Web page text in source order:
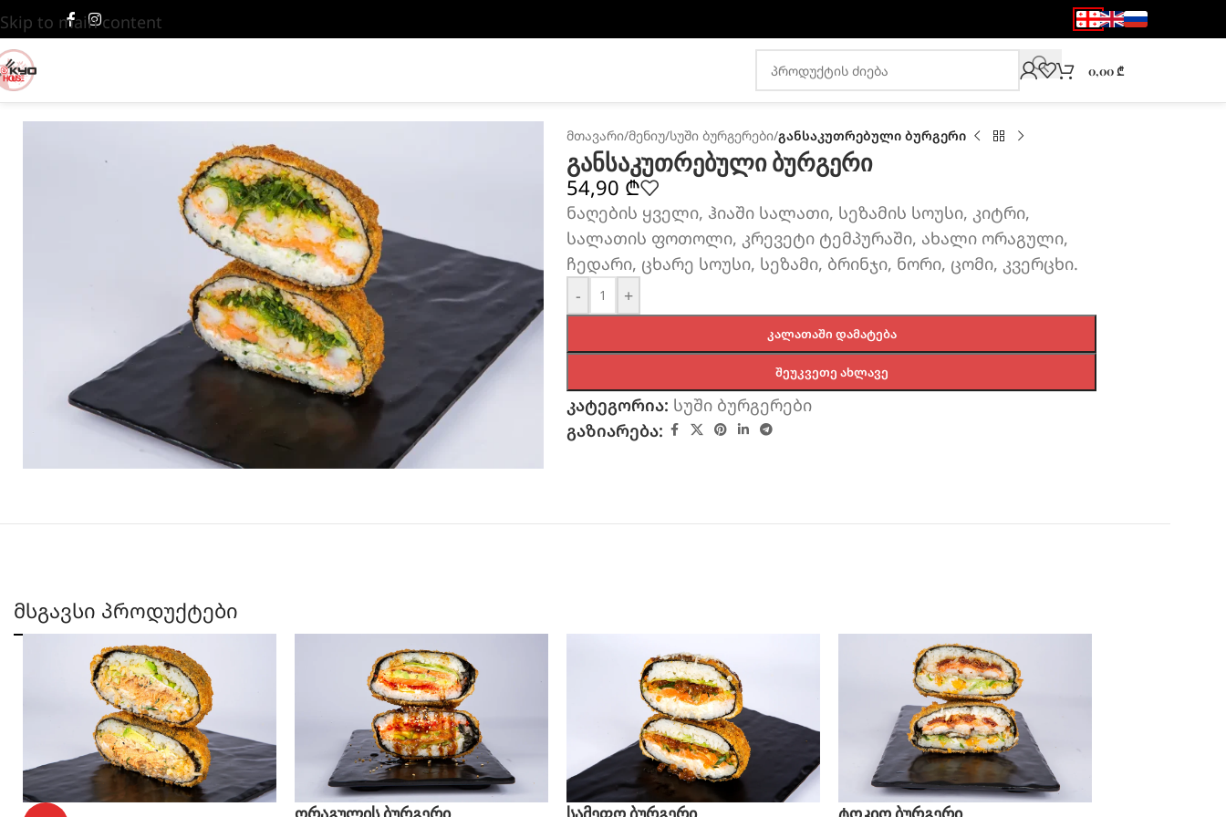
Skip to main content
0,00₾
მთავარი/მენიუ/სუში ბურგერები/განსაკუთრებული ბურგერი
განსაკუთრებული ბურგერი
54,90 ₾
ნაღების ყველი, ჰიაში სალათი, სეზამის სოუსი, კიტრი,
სალათის ფოთოლი, კრევეტი ტემპურაში, ახალი ორაგული,
ჩედარი, ცხარე სოუსი, სეზამი, ბრინჯი, ნორი, ცომი, კვერცხი.
-
+
ᲙᲐᲚᲐᲗᲐᲨᲘ ᲓᲐᲛᲐᲢᲔᲑᲐ
ᲨᲔᲣᲙᲕᲔᲗᲔ ᲐᲮᲚᲐᲕᲔ
კატეგორია: სუში ბურგერები
გაზიარება:
მსგავსი პროდუქტები